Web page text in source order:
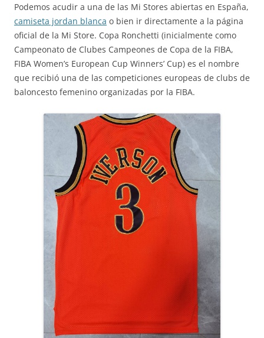
Podemos acudir a una de las Mi Stores abiertas en España,
camiseta jordan blanca o bien ir directamente a la página
oficial de la Mi Store. Copa Ronchetti (inicialmente como
Campeonato de Clubes Campeones de Copa de la FIBA,
FIBA Women’s European Cup Winners’ Cup) es el nombre
que recibió una de las competiciones europeas de clubs de
baloncesto femenino organizadas por la FIBA.